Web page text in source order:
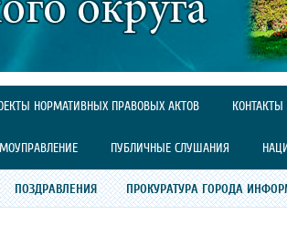
НОРМАТИВНЫХ ПРАВОВЫХ АКТОВ КОНТАКТЫ
ПУБЛИЧНЫЕ СЛУШАНИЯ
ПОЗДРАВЛЕНИЯ ПРОКУРАТУРА ГОРОДА